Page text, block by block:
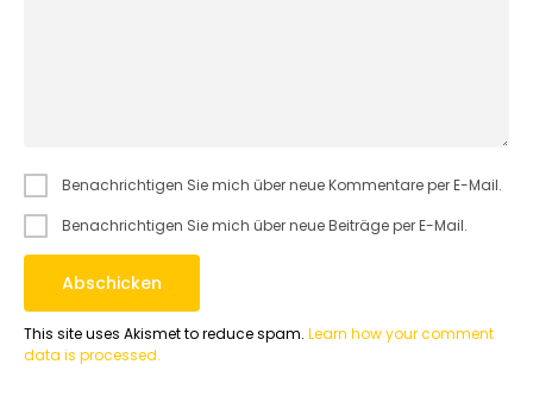
Benachrichtigen Sie mich über neue Kommentare per E-Mail.
Benachrichtigen Sie mich über neue Beiträge per E-Mail.
This site uses Akismet to reduce spam. Learn how your comment
data is processed.